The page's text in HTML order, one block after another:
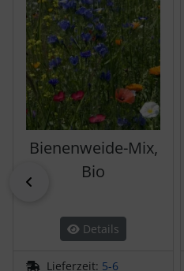
Bienenweide-Mix,
Bio
Details
Lieferzeit: 5-6